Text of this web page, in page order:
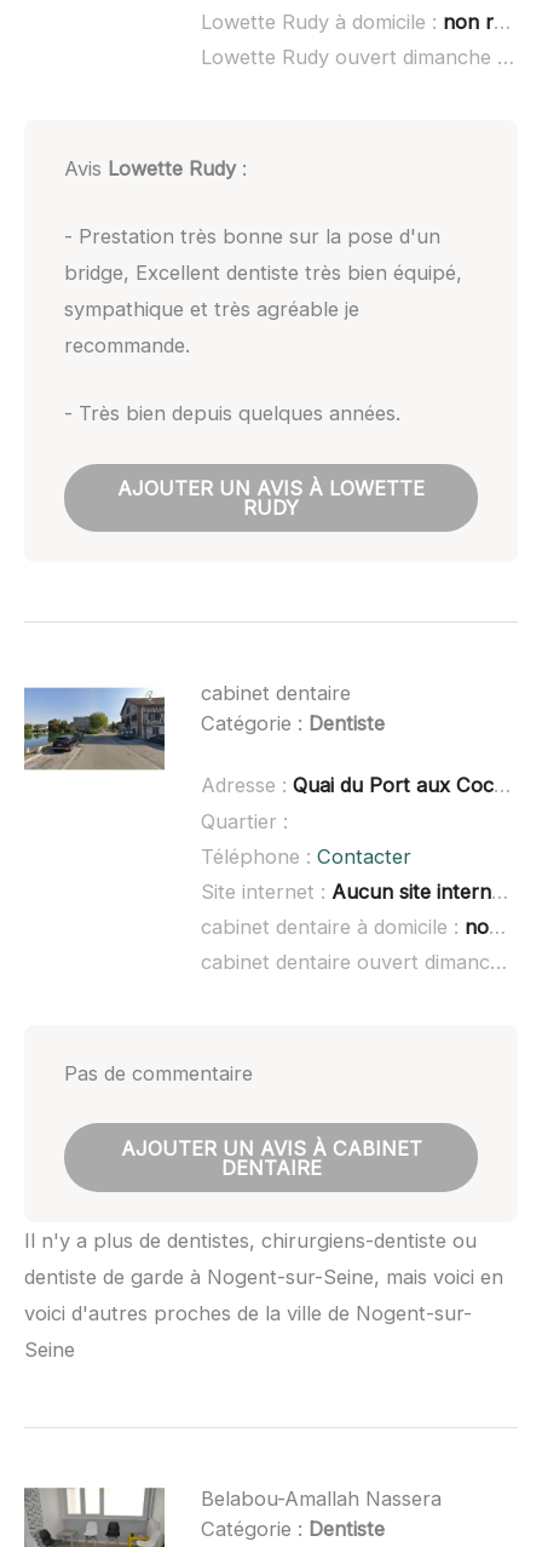
Lowette Rudy à domicile : non renseigné
Lowette Rudy ouvert dimanche :
Avis Lowette Rudy:
- Prestation très bonne sur la pose d'un
bridge, Excellent dentiste très bien équipé,
sympathique et très agréable je
recommande.
- Très bien depuis quelques années.
AJOUTER UN AVIS À LOWETTE
RUDY
cabinet dentaire
Catégorie : Dentiste
Adresse : Quai du Port aux Coches, 10400 Nogent-sur-Seine
Quartier :
Téléphone : Contacter
Site internet : Aucun site internet connu
cabinet dentaire à domicile : non renseigné
cabinet dentaire ouvert dimanche :
Pas de commentaire
AJOUTER UN AVIS À CABINET
DENTAIRE
Il n'y a plus de dentistes, chirurgiens-dentiste ou
dentiste de garde à Nogent-sur-Seine, mais voici en
voici d'autres proches de la ville de Nogent-sur-
Seine
Belabou-Amallah Nassera
Catégorie : Dentiste